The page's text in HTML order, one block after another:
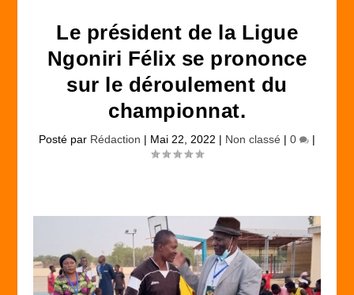
Le président de la Ligue
Ngoniri Félix se prononce
sur le déroulement du
championnat.
Posté par Rédaction | Mai 22, 2022 | Non classé | 0 |